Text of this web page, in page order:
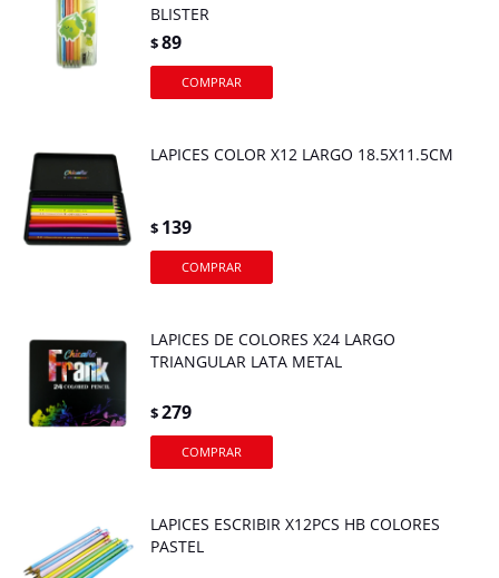
BLISTER
$89
LAPICES COLOR X12 LARGO 18.5X11.5CM
$ 139
LAPICES DE COLORES X24 LARGO
TRIANGULAR LATA METAL
$279
LAPICES ESCRIBIR X12PCS HB COLORES
PASTEL